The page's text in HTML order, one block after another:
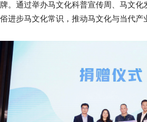
牌。通过举办马文化科普宣传周、马文化
俗进步马文化常识，推动马文化与当代产